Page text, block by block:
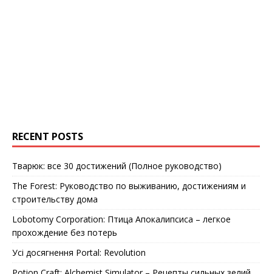
RECENT POSTS
Тварюк: все 30 достижений (Полное руководство)
The Forest: Руководство по выживанию, достижениям и
строительству дома
Lobotomy Corporation: Птица Апокалипсиса – легкое
прохождение без потерь
Усі досягнення Portal: Revolution